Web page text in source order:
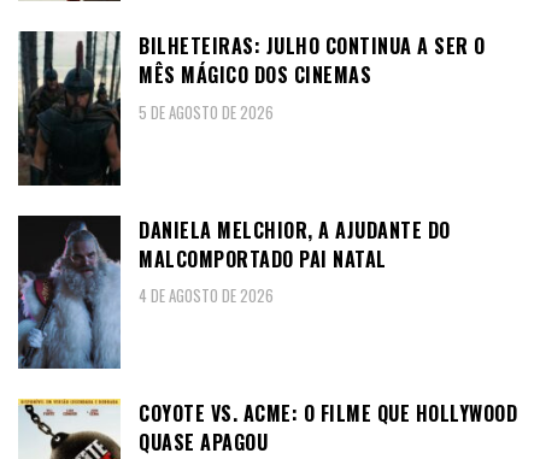
BILHETEIRAS: JULHO CONTINUA A SER O
MÊS MÁGICO DOS CINEMAS
5 DE AGOSTO DE 2026
DANIELA MELCHIOR, A AJUDANTE DO
MALCOMPORTADO PAI NATAL
4 DE AGOSTO DE 2026
COYOTE VS. ACME: O FILME QUE HOLLYWOOD
QUASE APAGOU